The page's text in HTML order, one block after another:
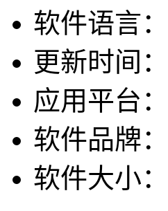
软件语言：
更新时间：
应用平台：
软件品牌：
软件大小：